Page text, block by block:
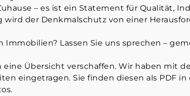
– es ist ein Statement für Qualität,
der Denkmalschutz von einer
Lassen Sie uns sprechen –
eine Übersicht verschaffen. Wir haben mit
eingetragen. Sie finden diesen als PDF